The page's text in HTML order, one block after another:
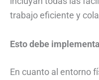
trabajo eficiente y
Esto debe
En cuanto al entorno